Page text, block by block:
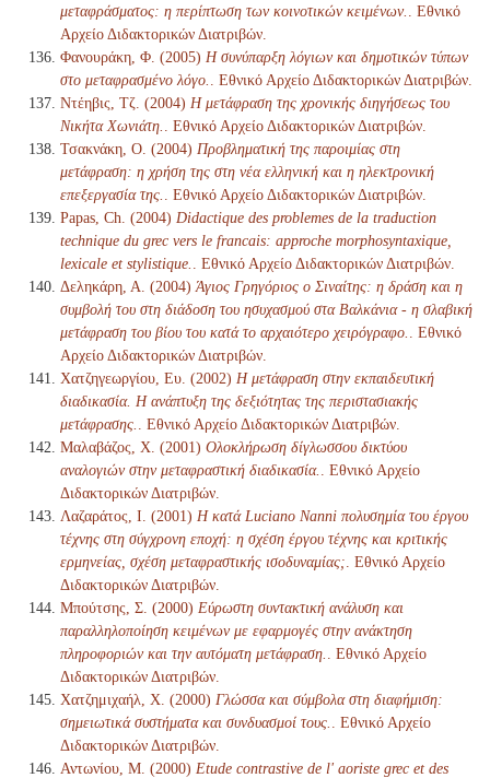
μεταφράσματος: η περίπτωση των κοινοτικών κειμένων.
. Εθνικό
Αρχείο Διδακτορικών Διατριβών.
Φανουράκη, Φ. (2005) Η συνύπαρξη λόγιων και δημοτικών τύπων
στο μεταφρασμένο λόγο.
. Εθνικό Αρχείο Διδακτορικών Διατριβών.
Ντέηβις, Τζ. (2004) Η μετάφραση της χρονικής διηγήσεως του
Νικήτα Χωνιάτη.
. Εθνικό Αρχείο Διδακτορικών Διατριβών.
Τσακνάκη, Ο. (2004) Προβληματική της παροιμίας στη
μετάφραση: η χρήση της στη νέα ελληνική και η ηλεκτρονική
επεξεργασία της.
. Εθνικό Αρχείο Διδακτορικών Διατριβών.
Papas, Ch. (2004) Didactique des problemes de la traduction
technique du grec vers le francais: approche morphosyntaxique,
lexicale et stylistique.
. Εθνικό Αρχείο Διδακτορικών Διατριβών.
Δεληκάρη, Α. (2004) Άγιος Γρηγόριος ο Σιναίτης: η δράση και η
συμβολή του στη διάδοση του ησυχασμού στα Βαλκάνια - η σλαβική
μετάφραση του βίου του κατά το αρχαιότερο χειρόγραφο.
. Εθνικό
Αρχείο Διδακτορικών Διατριβών.
Χατζηγεωργίου, Ευ. (2002) Η μετάφραση στην εκπαιδευτική
διαδικασία. Η ανάπτυξη της δεξιότητας της περιστασιακής
μετάφρασης.
. Εθνικό Αρχείο Διδακτορικών Διατριβών.
Μαλαβάζος, Χ. (2001) Ολοκλήρωση δίγλωσσου δικτύου
αναλογιών στην μεταφραστική διαδικασία.
. Εθνικό Αρχείο
Διδακτορικών Διατριβών.
Λαζαράτος, Ι. (2001) Η κατά Luciano Nanni πολυσημία του έργου
τέχνης στη σύγχρονη εποχή: η σχέση έργου τέχνης και κριτικής
ερμηνείας, σχέση μεταφραστικής ισοδυναμίας; . Εθνικό Αρχείο
Διδακτορικών Διατριβών.
Μπούτσης, Σ. (2000) Εύρωστη συντακτική ανάλυση και
παραλληλοποίηση κειμένων με εφαρμογές στην ανάκτηση
πληροφοριών και την αυτόματη μετάφραση.
. Εθνικό Αρχείο
Διδακτορικών Διατριβών.
Χατζημιχαήλ, Χ. (2000) Γλώσσα και σύμβολα στη διαφήμιση:
σημειωτικά συστήματα και συνδυασμοί τους.
. Εθνικό Αρχείο
Διδακτορικών Διατριβών.
Αντωνίου, Μ. (2000) Etude contrastive de l' aoriste grec et des